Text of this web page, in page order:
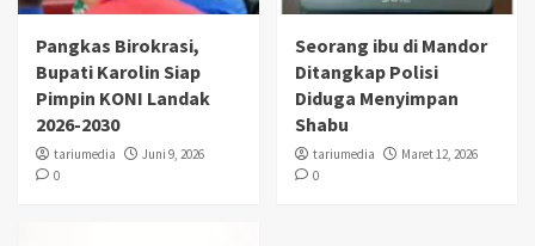
Pangkas Birokrasi,
Bupati Karolin Siap
Pimpin KONI Landak
2026-2030
tariumedia
Juni 9, 2026
0
Seorang ibu di Mandor
Ditangkap Polisi
Diduga Menyimpan
Shabu
tariumedia
Maret 12, 2026
0